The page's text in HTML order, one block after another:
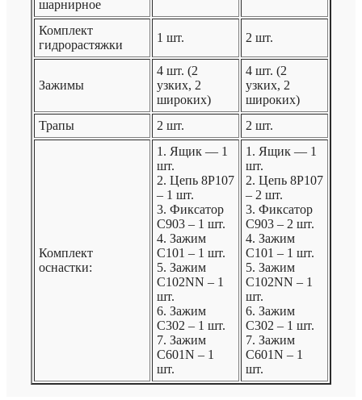
шарнирное
Комплект
гидрорастяжки
1 шт. 2 шт.
Зажимы
4 шт. (2
узких, 2
широких)
4 шт. (2
узких, 2
широких)
Трапы
2 шт. 2 шт.
Комплект
оснастки:
1. Ящик — 1
шт.
2. Цепь 8Р107
– 1 шт.
3. Фиксатор
C903 – 1 шт.
4. Зажим
C101 – 1 шт.
5. Зажим
С102NN – 1
шт.
6. Зажим
С302 – 1 шт.
7. Зажим
С601N – 1
шт.
1. Ящик — 1
шт.
2. Цепь 8Р107
– 2 шт.
3. Фиксатор
C903 – 2 шт.
4. Зажим
C101 – 1 шт.
5. Зажим
С102NN – 1
шт.
6. Зажим
С302 – 1 шт.
7. Зажим
С601N – 1
шт.